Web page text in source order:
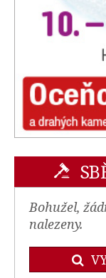
Bohužel,
nalezeny.